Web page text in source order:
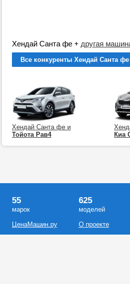
Хендай Санта фе + другая
Все конкуренты Хендай Санта фе
Хендай Санта фе и
Тойота Рав4
Киа
55
марок
ЦенаМашин.ру
625
моделей
О проекте